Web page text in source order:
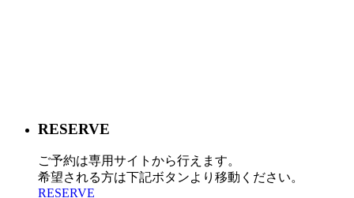
RESERVE
ご予約は専用サイトから行えます。
希望される方は下記ボタンより移動ください。
RESERVE